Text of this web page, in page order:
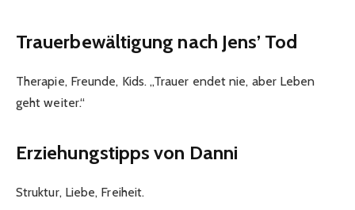
Trauerbewältigung nach Jens’ Tod
Therapie, Freunde, Kids. „Trauer endet nie, aber Leben
geht weiter.“
Erziehungstipps von Danni
Struktur, Liebe, Freiheit.